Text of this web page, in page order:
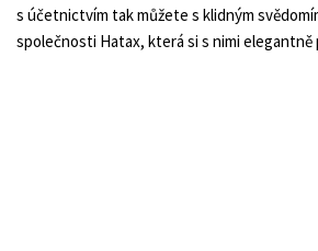
s účetnictvím tak můžete s klidným
společnosti Hatax, která si s nimi elegantně